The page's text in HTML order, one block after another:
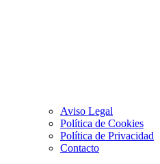
Aviso Legal
Política de Cookies
Política de Privacidad
Contacto